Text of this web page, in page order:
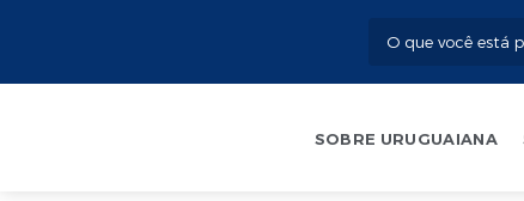
SOBRE URUGUAIANA